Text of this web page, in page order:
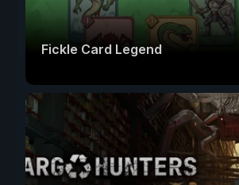
Fickle Card Legend